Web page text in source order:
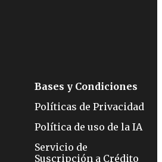
Bases y Condiciones
Políticas de Privacidad
Política de uso de la IA
Servicio de
Suscripción a Crédito